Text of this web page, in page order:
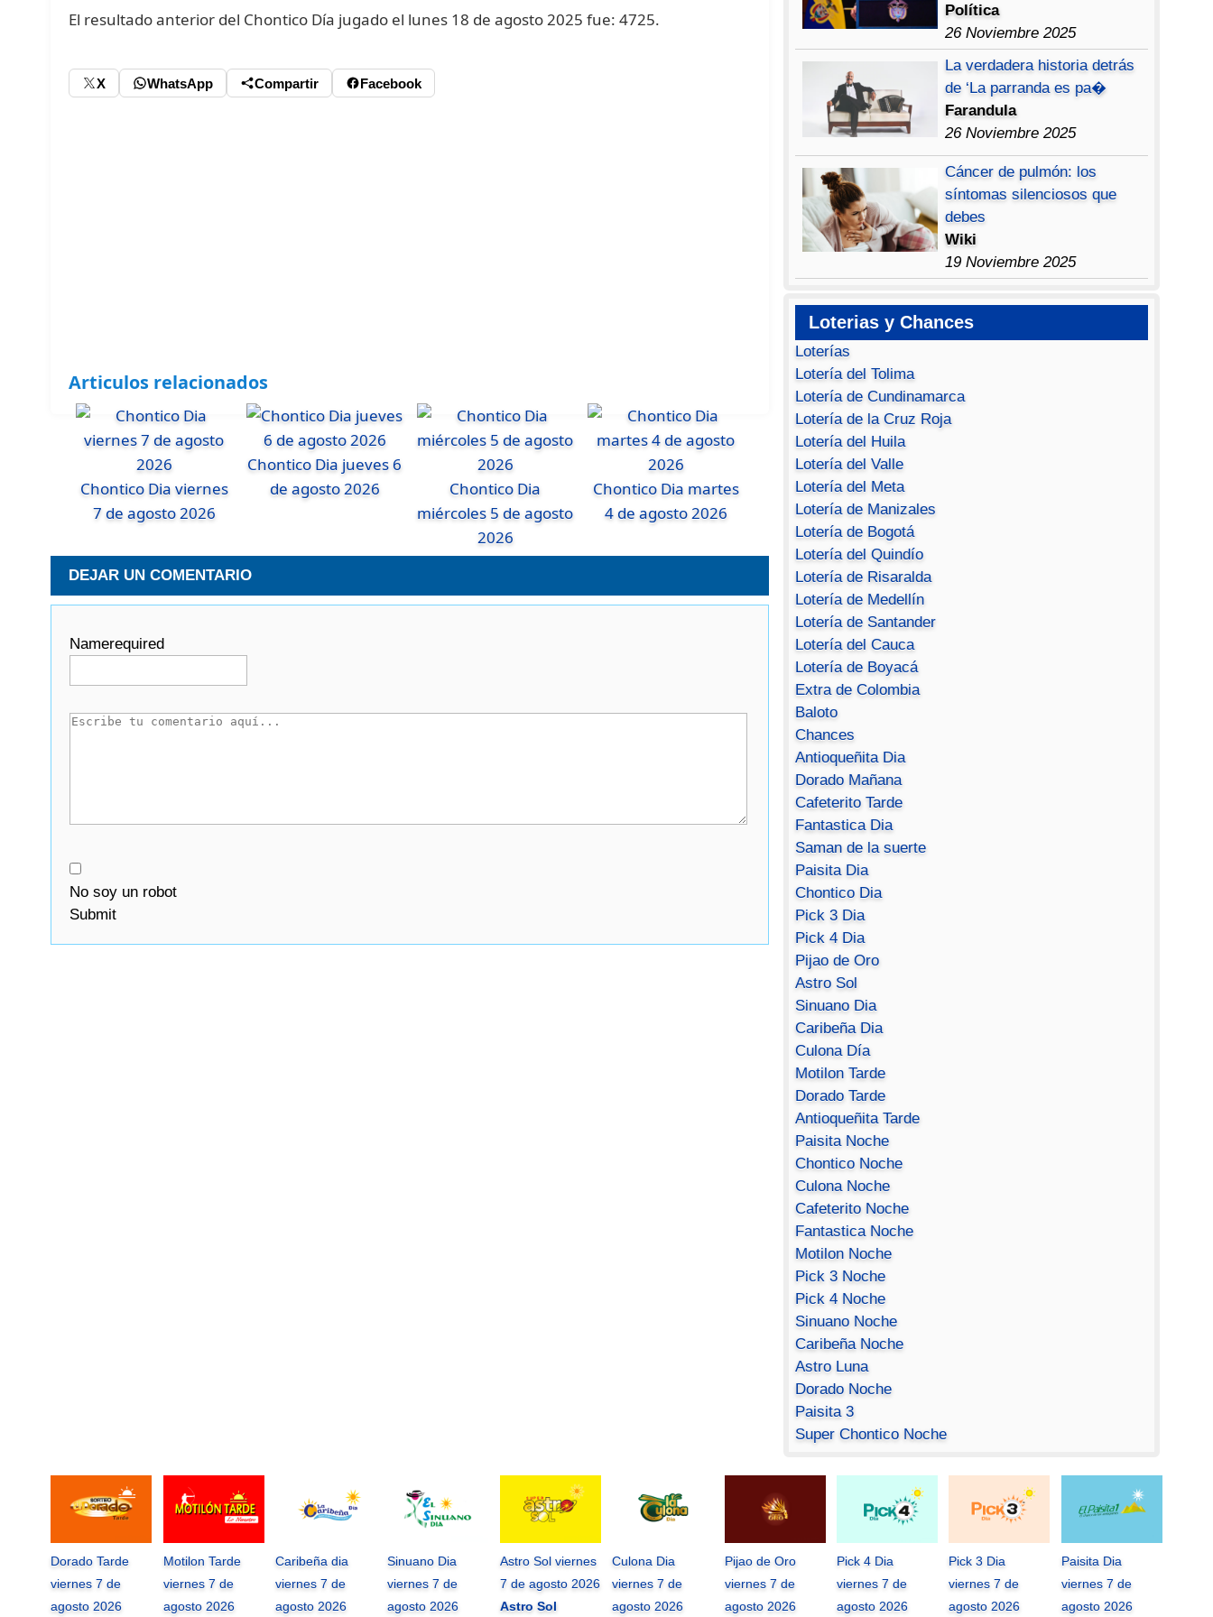
El resultado anterior del Chontico Día jugado el lunes 18 de agosto 2025 fue: 4725.
X WhatsApp Compartir Facebook
Articulos relacionados
Chontico Dia viernes
7 de agosto 2026
Chontico Dia jueves 6
de agosto 2026
Chontico Dia
miércoles 5 de agosto
2026
Chontico Dia martes
4 de agosto 2026
DEJAR UN COMENTARIO
Namerequired
No soy un robot
Submit
Política
26 Noviembre 2025
La verdadera historia detrás
de ‘La parranda es pa�
Farandula
26 Noviembre 2025
Cáncer de pulmón: los
síntomas silenciosos que
debes
Wiki
19 Noviembre 2025
Loterias y Chances
Loterías
Lotería del Tolima
Lotería de Cundinamarca
Lotería de la Cruz Roja
Lotería del Huila
Lotería del Valle
Lotería del Meta
Lotería de Manizales
Lotería de Bogotá
Lotería del Quindío
Lotería de Risaralda
Lotería de Medellín
Lotería de Santander
Lotería del Cauca
Lotería de Boyacá
Extra de Colombia
Baloto
Chances
Antioqueñita Dia
Dorado Mañana
Cafeterito Tarde
Fantastica Dia
Saman de la suerte
Paisita Dia
Chontico Dia
Pick 3 Dia
Pick 4 Dia
Pijao de Oro
Astro Sol
Sinuano Dia
Caribeña Dia
Culona Día
Motilon Tarde
Dorado Tarde
Antioqueñita Tarde
Paisita Noche
Chontico Noche
Culona Noche
Cafeterito Noche
Fantastica Noche
Motilon Noche
Pick 3 Noche
Pick 4 Noche
Sinuano Noche
Caribeña Noche
Astro Luna
Dorado Noche
Paisita 3
Super Chontico Noche
Dorado Tarde
viernes 7 de
agosto 2026
Motilon Tarde
viernes 7 de
agosto 2026
Caribeña dia
viernes 7 de
agosto 2026
Sinuano Dia
viernes 7 de
agosto 2026
Astro Sol viernes
7 de agosto 2026
Astro Sol
Culona Dia
viernes 7 de
agosto 2026
Pijao de Oro
viernes 7 de
agosto 2026
Pick 4 Dia
viernes 7 de
agosto 2026
Pick 3 Dia
viernes 7 de
agosto 2026
Paisita Dia
viernes 7 de
agosto 2026